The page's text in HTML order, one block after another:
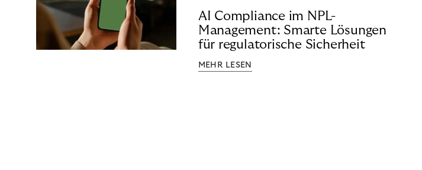
AI Compliance im NPL-
Management: Smarte Lösungen
für regulatorische Sicherheit
MEHR LESEN